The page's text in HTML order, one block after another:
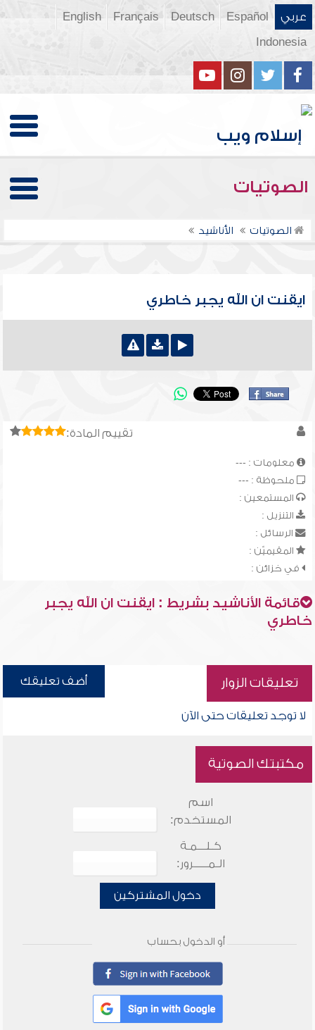
عربي Español
Deutsch
Français
English
Indonesia
الصوتيات
الصوتيات الأناشيد
ايقنت ان الله يجبر خاطري
تقييم المادة:
معلومات : ---
ملحوظة : ---
المستمعين :
التنزيل :
الرسائل :
المقيميّن :
في خزائن :
قائمة الأناشيد بشريط : ايقنت ان الله يجبر
خاطري
تعليقات الزوار أضف تعليقك
لا توجد تعليقات حتى الآن
مكتبتك الصوتية
اسم
المستخدم:
كـلـــمـة
الـمـــــرور:
دخول المشتركين
أو الدخول بحساب